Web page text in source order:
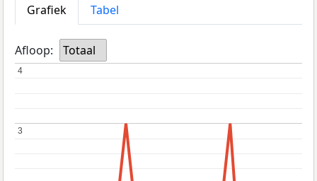
Grafiek
Tabel
Afloop: Totaal
3
3
4
4